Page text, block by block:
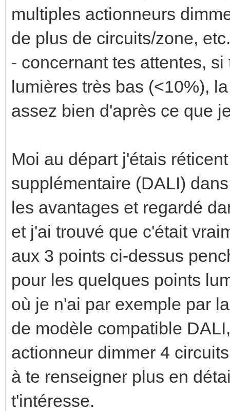
multiples actionneurs
de plus de circuits/zone,
- concernant tes attentes,
lumières très bas (<10%),
assez bien d'après ce que
Moi au départ j'étais
supplémentaire (DALI)
les avantages et regardé
et j'ai trouvé que c'était
aux 3 points ci-dessus
pour les quelques points
où je n'ai par exemple par
de modèle compatible
actionneur dimmer 4
à te renseigner plus en
t'intéresse.